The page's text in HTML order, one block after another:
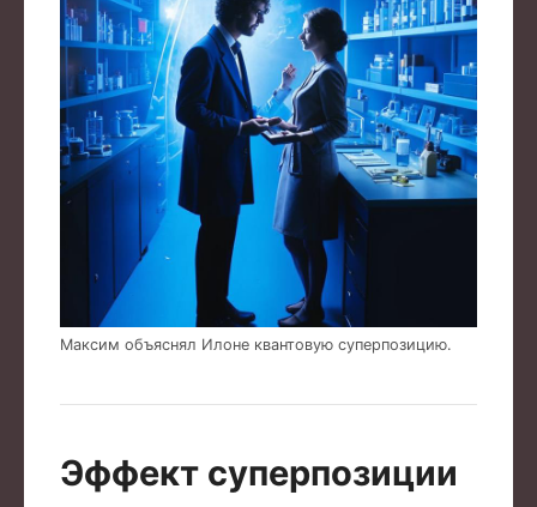
Максим объяснял Илоне квантовую суперпозицию.
Эффект суперпозиции